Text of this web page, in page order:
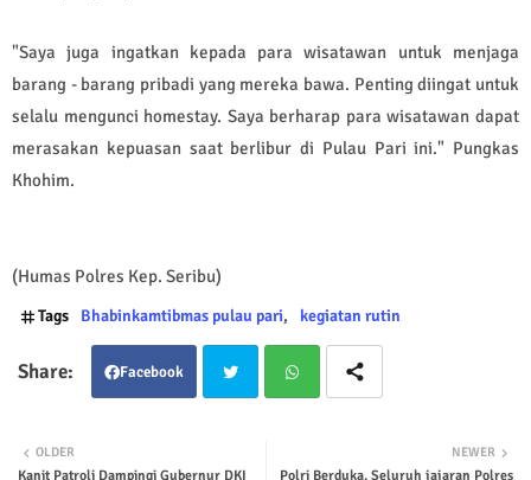
"Saya juga ingatkan kepada para wisatawan untuk menjaga
barang - barang pribadi yang mereka bawa. Penting diingat untuk
selalu mengunci homestay. Saya berharap para wisatawan dapat
merasakan kepuasan saat berlibur di Pulau Pari ini." Pungkas
Khohim.
(Humas Polres Kep. Seribu)
Tags Bhabinkamtibmas pulau pari kegiatan rutin
Facebook
NEWER
Polri Berduka, Seluruh jajaran Polres
OLDER
Kanit Patroli Dampingi Gubernur DKI